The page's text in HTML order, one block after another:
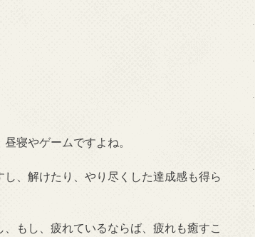
寝やゲームですよね。
、解けたり、やり尽くした達成感も得ら
もし、疲れているならば、疲れも癒すこ